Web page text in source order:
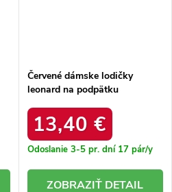
Červené dámske lodičky
leonard na podpätku
13,40 €
Odoslanie 3-5 pr. dní 17 pár/y
DETAIL